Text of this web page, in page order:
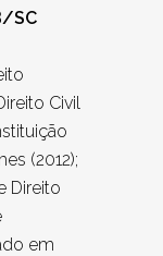
SC
Civil
(2012);
Direito
em